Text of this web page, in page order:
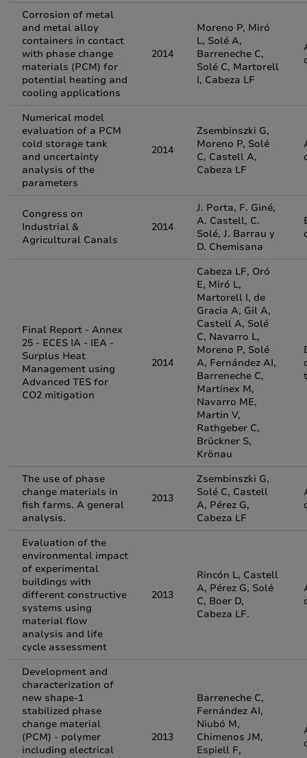
Corrosion of metal
and metal alloy
containers in contact
with phase change
materials (PCM) for
potential heating and
cooling applications
2014
Moreno P, Miró
L, Solé A,
Barreneche C,
Solé C, Martorell
I, Cabeza LF
Numerical model
evaluation of a PCM
cold storage tank
and uncertainty
analysis of the
parameters
2014
Zsembinszki G,
Moreno P, Solé
C, Castell A,
Cabeza LF
Congress on
Industrial &
Agricultural Canals
2014
J. Porta, F. Giné,
A. Castell, C.
Solé, J. Barrau y
D. Chemisana
Final Report - Annex
25 - ECES IA - IEA -
Surplus Heat
Management using
Advanced TES for
CO2 mitigation
2014
Cabeza LF, Oró
E, Miró L,
Martorell I, de
Gracia A, Gil A,
Castell A, Solé
C, Navarro L,
Moreno P, Solé
A, Fernández AI,
Barreneche C,
Martínex M,
Navarro ME,
Martin V,
Rathgeber C,
Brückner S,
Krönau
The use of phase
change materials in
fish farms. A general
analysis.
2013
Zsembinszki G,
Solé C, Castell
A, Pérez G,
Cabeza LF
Evaluation of the
environmental impact
of experimental
buildings with
different constructive
systems using
material flow
analysis and life
cycle assessment
2013
Rincón L, Castell
A, Pérez G, Solé
C, Boer D,
Cabeza LF.
Development and
characterization of
new shape-1
stabilized phase
change material
(PCM) - polymer
including electrical
2013
Barreneche C,
Fernández AI,
Niubó M,
Chimenos JM,
Espiell F,